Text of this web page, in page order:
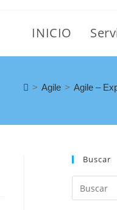
INICIO
> Agile > Agile –
Buscar